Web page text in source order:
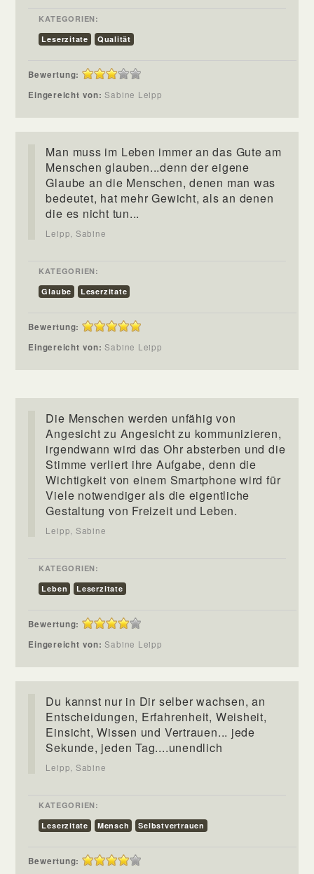
KATEGORIEN:
Leserzitate
Qualität
Bewertung:
Eingereicht von:Sabine Leipp
Man muss im Leben immer an das Gute am
Menschen glauben...denn der eigene
Glaube an die Menschen, denen man was
bedeutet, hat mehr Gewicht, als an denen
die es nicht tun...
Leipp, Sabine
KATEGORIEN:
Glaube
Leserzitate
Bewertung:
Eingereicht von:Sabine Leipp
Die Menschen werden unfähig von
Angesicht zu Angesicht zu kommunizieren,
irgendwann wird das Ohr absterben und die
Stimme verliert ihre Aufgabe, denn die
Wichtigkeit von einem Smartphone wird für
Viele notwendiger als die eigentliche
Gestaltung von Freizeit und Leben.
Leipp, Sabine
KATEGORIEN:
Leben
Leserzitate
Bewertung:
Eingereicht von:Sabine Leipp
Du kannst nur in Dir selber wachsen, an
Entscheidungen, Erfahrenheit, Weisheit,
Einsicht, Wissen und Vertrauen... jede
Sekunde, jeden Tag....unendlich
Leipp, Sabine
KATEGORIEN:
Leserzitate
Mensch Selbstvertrauen
Bewertung: